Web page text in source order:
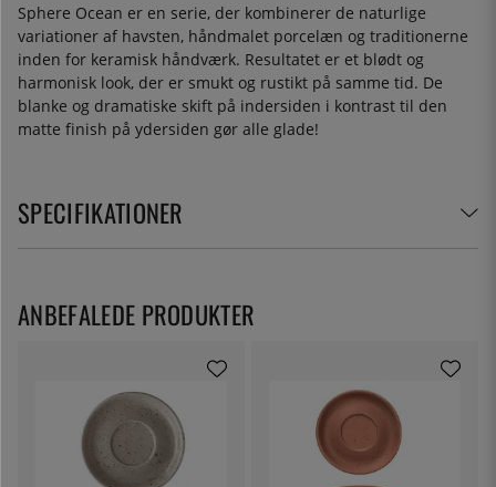
Sphere Ocean er en serie, der kombinerer de naturlige
variationer af havsten, håndmalet porcelæn og traditionerne
inden for keramisk håndværk. Resultatet er et blødt og
harmonisk look, der er smukt og rustikt på samme tid. De
blanke og dramatiske skift på indersiden i kontrast til den
matte finish på ydersiden gør alle glade!
SPECIFIKATIONER
ANBEFALEDE PRODUKTER